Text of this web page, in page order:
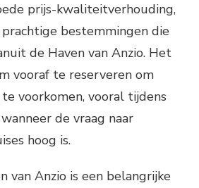
prijs-kwaliteitverhouding,
bestemmingen die
de Haven van Anzio. Het
vooraf te reserveren om
voorkomen, vooral tijdens
de vraag naar
hoog is.
van Anzio is een belangrijke